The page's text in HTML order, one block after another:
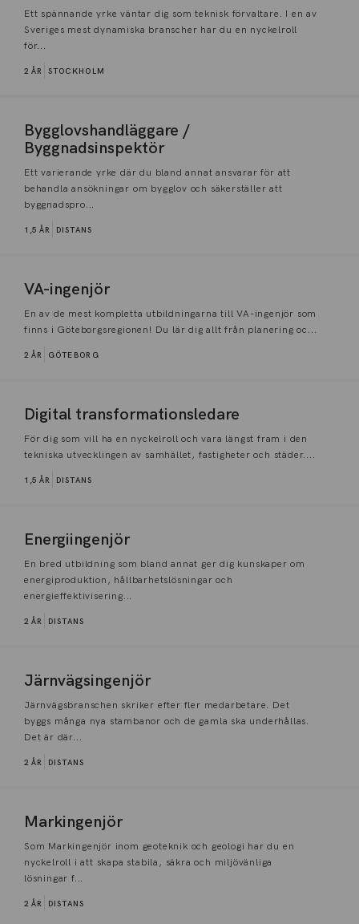
Ett spännande yrke väntar dig som teknisk förvaltare. I en av
Sveriges mest dynamiska branscher har du en nyckelroll
för...
2 ÅR STOCKHOLM
Bygglovshandläggare /
Byggnadsinspektör
Ett varierande yrke där du bland annat ansvarar för att
behandla ansökningar om bygglov och säkerställer att
byggnadspro...
1,5 ÅR DISTANS
VA-ingenjör
En av de mest kompletta utbildningarna till VA-ingenjör som
finns i Göteborgsregionen! Du lär dig allt från planering oc...
2 ÅR GÖTEBORG
Digital transformationsledare
För dig som vill ha en nyckelroll och vara längst fram i den
tekniska utvecklingen av samhället, fastigheter och städer....
1,5 ÅR DISTANS
Energiingenjör
En bred utbildning som bland annat ger dig kunskaper om
energiproduktion, hållbarhetslösningar och
energieffektivisering...
2 ÅR DISTANS
Järnvägsingenjör
Järnvägsbranschen skriker efter fler medarbetare. Det
byggs många nya stambanor och de gamla ska underhållas.
Det är där...
2 ÅR DISTANS
Markingenjör
Som Markingenjör inom geoteknik och geologi har du en
nyckelroll i att skapa stabila, säkra och miljövänliga
lösningar f...
2 ÅR DISTANS